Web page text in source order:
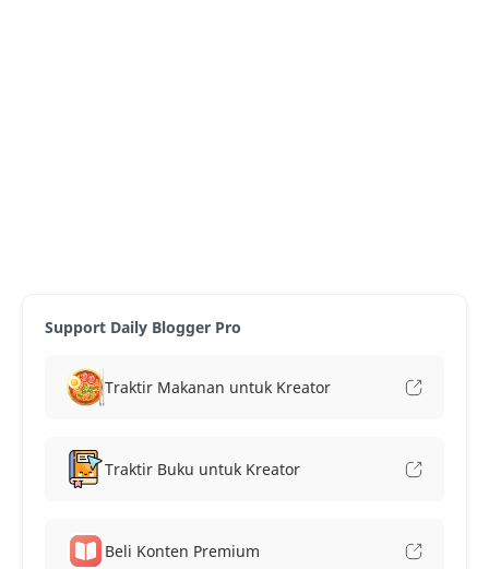
Support Daily Blogger Pro
Traktir Makanan untuk Kreator
Traktir Buku untuk Kreator
Beli Konten Premium